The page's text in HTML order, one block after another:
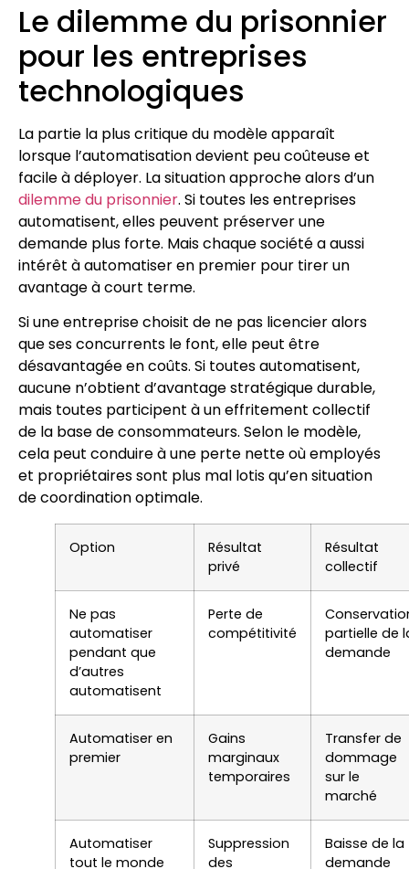
Le dilemme du prisonnier
pour les entreprises
technologiques
La partie la plus critique du modèle apparaît
lorsque l’automatisation devient peu coûteuse et
facile à déployer. La situation approche alors d’un
dilemme du prisonnier. Si toutes les entreprises
automatisent, elles peuvent préserver une
demande plus forte. Mais chaque société a aussi
intérêt à automatiser en premier pour tirer un
avantage à court terme.
Si une entreprise choisit de ne pas licencier alors
que ses concurrents le font, elle peut être
désavantagée en coûts. Si toutes automatisent,
aucune n’obtient d’avantage stratégique durable,
mais toutes participent à un effritement collectif
de la base de consommateurs. Selon le modèle,
cela peut conduire à une perte nette où employés
et propriétaires sont plus mal lotis qu’en situation
de coordination optimale.
Option
Résultat
privé
Résultat
collectif
Ne pas
automatiser
pendant que
d’autres
automatisent
Perte de
compétitivité
partielle de
demande
Automatiser en
premier
Gains
marginaux
temporaires
Transfer de
dommage
sur le
marché
Automatiser
tout le monde
Suppression
des
Baisse de la
demande